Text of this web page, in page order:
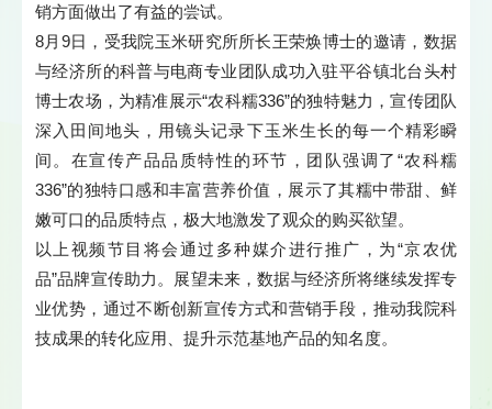
销方面做出了有益的尝试。
8月9日，受我院玉米研究所所长王荣焕博士的邀请，数据
与经济所的科普与电商专业团队成功入驻平谷镇北台头村
博士农场，为精准展示“农科糯336”的独特魅力，宣传团队
深入田间地头，用镜头记录下玉米生长的每一个精彩瞬
间。在宣传产品品质特性的环节，团队强调了“农科糯
336”的独特口感和丰富营养价值，展示了其糯中带甜、鲜
嫩可口的品质特点，极大地激发了观众的购买欲望。
以上视频节目将会通过多种媒介进行推广，为“京农优
品”品牌宣传助力。展望未来，数据与经济所将继续发挥专
业优势，通过不断创新宣传方式和营销手段，推动我院科
技成果的转化应用、提升示范基地产品的知名度。